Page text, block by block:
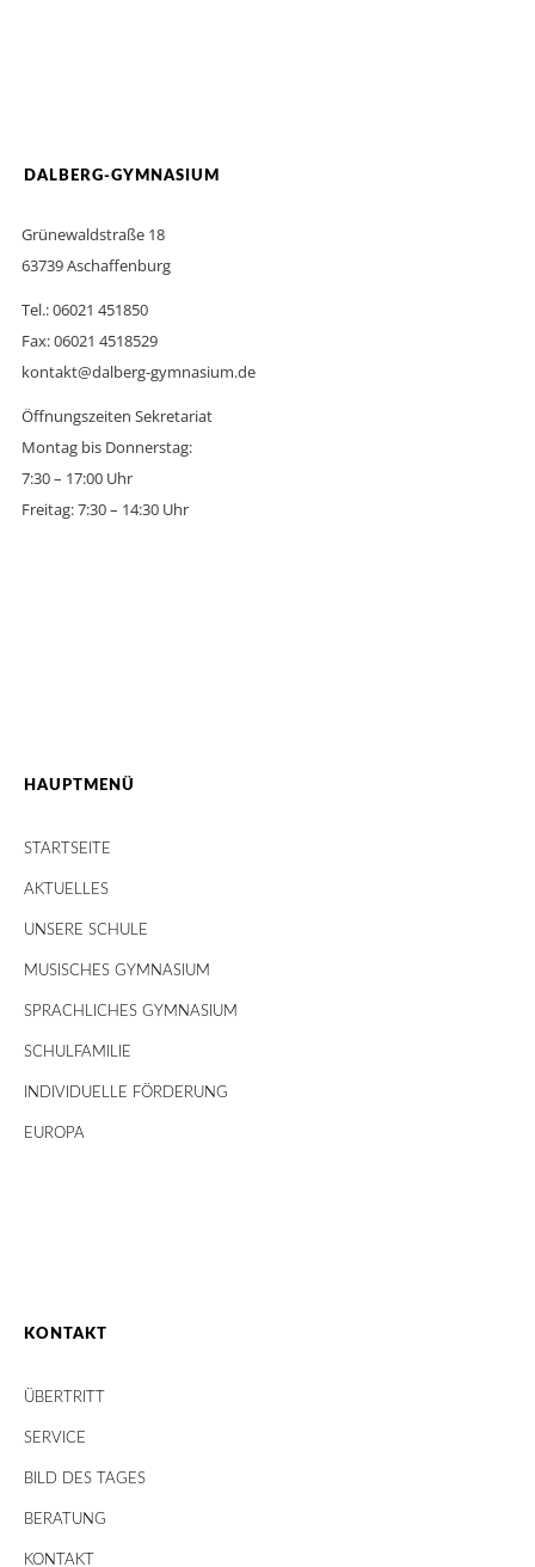
DALBERG-GYMNASIUM
Grünewaldstraße 18
63739 Aschaffenburg
Tel.: 06021 451850
Fax: 06021 4518529
kontakt@dalberg-gymnasium.de
Öffnungszeiten Sekretariat
Montag bis Donnerstag:
7:30 – 17:00 Uhr
Freitag: 7:30 – 14:30 Uhr
HAUPTMENÜ
STARTSEITE
AKTUELLES
UNSERE SCHULE
MUSISCHES GYMNASIUM
SPRACHLICHES GYMNASIUM
SCHULFAMILIE
INDIVIDUELLE FÖRDERUNG
EUROPA
KONTAKT
ÜBERTRITT
SERVICE
BILD DES TAGES
BERATUNG
KONTAKT